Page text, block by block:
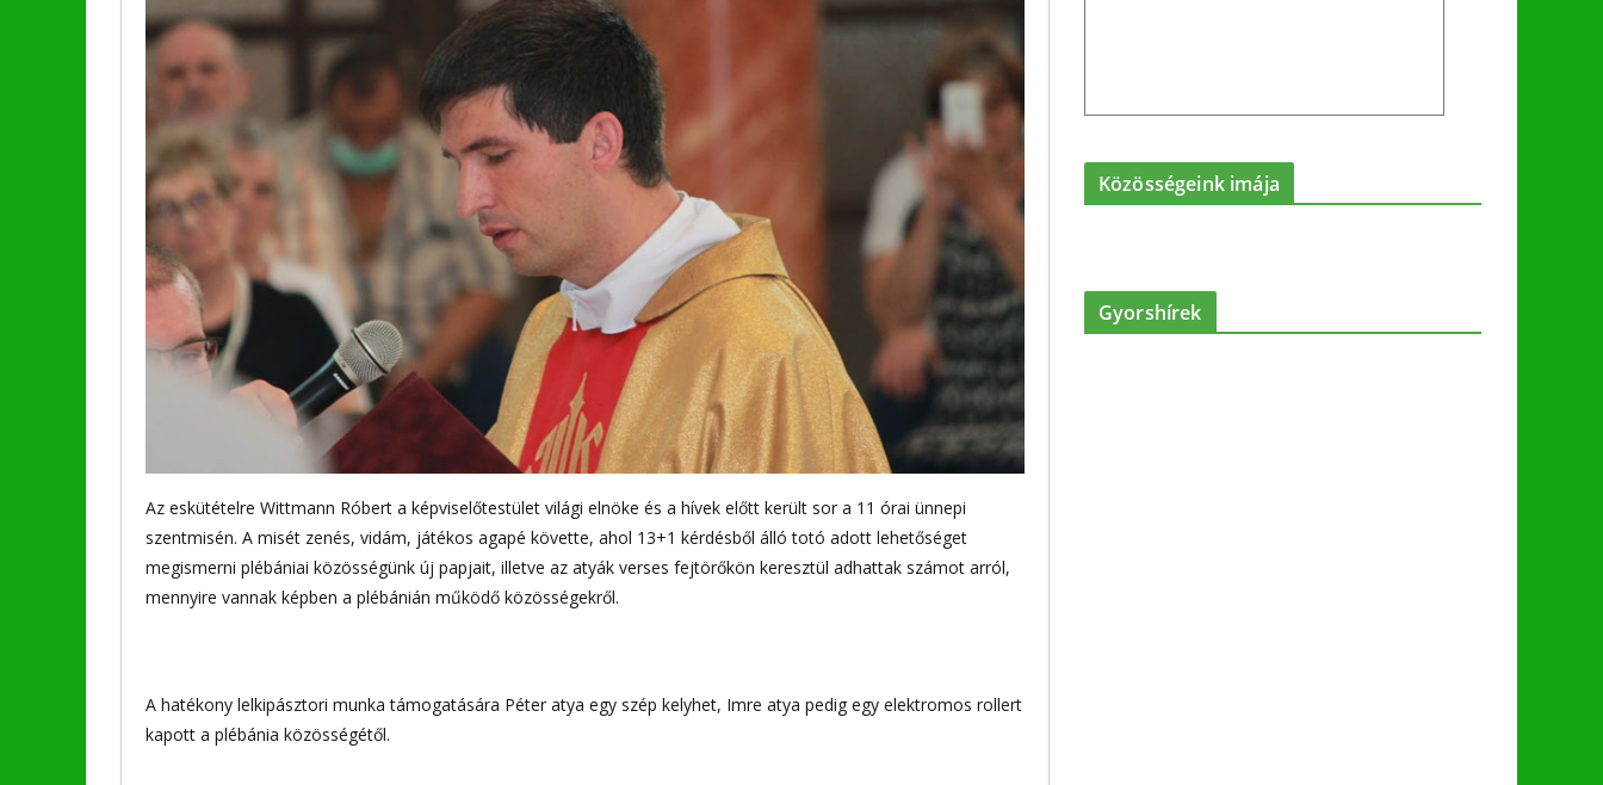
Az eskütételre Wittmann Róbert a képviselőtestület világi elnöke és a hívek előtt került sor a 11 órai ünnepi
szentmisén. A misét zenés, vidám, játékos agapé követte, ahol 13+1 kérdésből álló totó adott lehetőséget
megismerni plébániai közösségünk új papjait, illetve az atyák verses fejtörőkön keresztül adhattak számot arról,
mennyire vannak képben a plébánián működő közösségekről.
A hatékony lelkipásztori munka támogatására Péter atya egy szép kelyhet, Imre atya pedig egy elektromos rollert
kapott a plébánia közösségétől.
Közösségeink imája
Gyorshírek